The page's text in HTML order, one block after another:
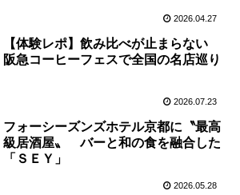
2026.04.27
【体験レポ】飲み比べが止まらない
阪急コーヒーフェスで全国の名店巡り
2026.07.23
フォーシーズンズホテル京都に〝最高
級居酒屋〟 バーと和の食を融合した
「ＳＥＹ」
2026.05.28